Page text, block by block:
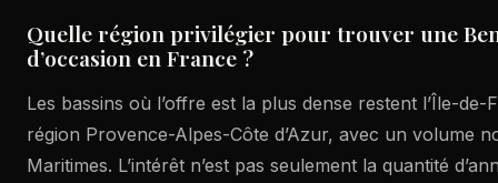
Quelle région privilégier pour trouver une
d’occasion en France ?
Les bassins où l’offre est la plus dense restent l’Île-
région Provence-Alpes-Côte d’Azur, avec un volume
Maritimes. L’intérêt n’est pas seulement la quantité